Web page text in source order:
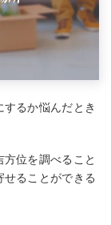
るか悩んだとき
位を調べること
ることができる